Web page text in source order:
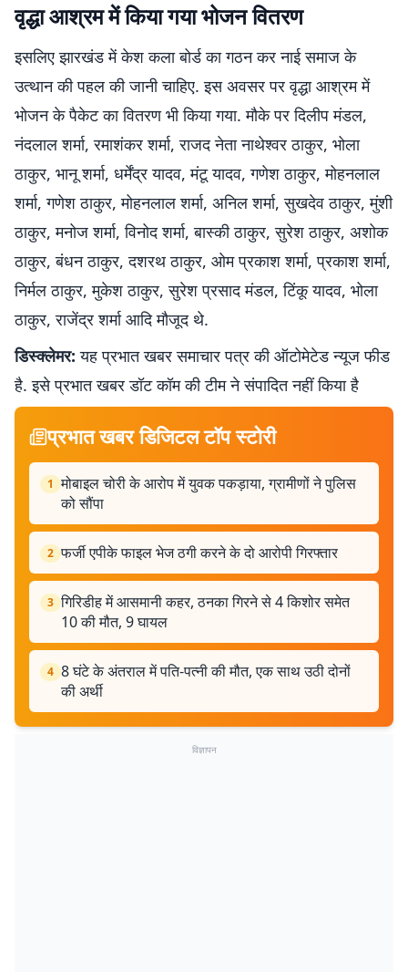
वृद्धा आश्रम में किया गया भोजन वितरण
इसलिए झारखंड में केश कला बोर्ड का गठन कर नाई समाज के
उत्थान की पहल की जानी चाहिए. इस अवसर पर वृद्धा आश्रम में
भोजन के पैकेट का वितरण भी किया गया. मौके पर दिलीप मंडल,
नंदलाल शर्मा, रमाशंकर शर्मा, राजद नेता नाथेश्वर ठाकुर, भोला
ठाकुर, भानू शर्मा, धर्मेंद्र यादव, मंटू यादव, गणेश ठाकुर, मोहनलाल
शर्मा, गणेश ठाकुर, मोहनलाल शर्मा, अनिल शर्मा, सुखदेव ठाकुर, मुंशी
ठाकुर, मनोज शर्मा, विनोद शर्मा, बास्की ठाकुर, सुरेश ठाकुर, अशोक
ठाकुर, बंधन ठाकुर, दशरथ ठाकुर, ओम प्रकाश शर्मा, प्रकाश शर्मा,
निर्मल ठाकुर, मुकेश ठाकुर, सुरेश प्रसाद मंडल, टिंकू यादव, भोला
ठाकुर, राजेंद्र शर्मा आदि मौजूद थे.
डिस्क्लेमर: यह प्रभात खबर समाचार पत्र की ऑटोमेटेड न्यूज फीड
है. इसे प्रभात खबर डॉट कॉम की टीम ने संपादित नहीं किया है
प्रभात खबर डिजिटल टॉप स्टोरी
1 मोबाइल चोरी के आरोप में युवक पकड़ाया, ग्रामीणों ने पुलिस
को सौंपा
2 फर्जी एपीके फाइल भेज ठगी करने के दो आरोपी गिरफ्तार
3 गिरिडीह में आसमानी कहर, ठनका गिरने से 4 किशोर समेत
10 की मौत, 9 घायल
4 8 घंटे के अंतराल में पति-पत्नी की मौत, एक साथ उठी दोनों
की अर्थी
विज्ञापन